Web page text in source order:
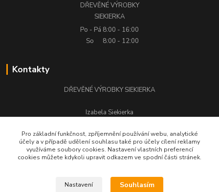
DŘEVĚNÉ VÝROBKY
SIEKIERKA
Po - Pá 8:00 - 16:00
So
8:00 - 12:00
Kontakty
DŘEVĚNÉ VÝROBKY SIEKIERKA
Izabela Siekierka
stolarstwo.siekierka@seznam.cz
Pro základní funkčnost, zpříjemnění používání webu, analytické
účely a v případě udělení souhlasu také pro účely cílení reklamy
využíváme soubory cookies. Nastavení vlastních preferencí
cookies můžete kdykoli upravit odkazem ve spodní části stránek.
Nastavení Souhlasím